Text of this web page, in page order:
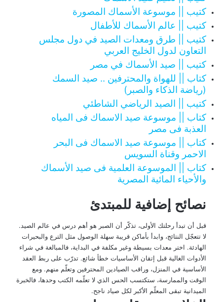
كتيب || موسوعة الأسماك المصورة
كتيب || عالم الأسماك للأطفال
كتيب || طرق ومعدات الصيد في دول مجلس
التعاون لدول الخليج العربي
كتيب || صيد الأسماك في مصر
كتاب || للهواة والمحترفين .. صيد السمك
(رياضة الذكاء والصبر)
كتيب || الصيد الرياضي الشاطئي
كتاب || موسوعة صيد الاسماك فى المياه
العذبة فى مصر
كتاب || موسوعة صيد الاسماك فى البحر
الاحمر وقناة السويس
كتاب || الموسوعة العلمية فى صيد الأسماك
والأحياء المائية المصرية
نصائح إضافية للمبتدئ
قبل أن تبدأ رحلتك الأولى، تذكّر أن الصبر هو أهم درس في عالم الصيد.
لا تتعجّل النتائج، وابدأ بأماكن قريبة سهلة الوصول مثل الترع والبحيرات
الهادئة. اختر معدات بسيطة وغير مكلفة في البداية، فالمبالغة في شراء
الأدوات الغالية قبل إتقان الأساسيات خطأ شائع. تدرّب على ربط العقد
الأساسية في المنزل، وراقب الصيادين المحترفين وتعلّم منهم. ومع
الوقت والممارسة، ستكتسب الحس الذي لا تعلّمه الكتب وحدها، فالخبرة
الميدانية تبقى المعلّم الأكبر لكل صياد ناجح.